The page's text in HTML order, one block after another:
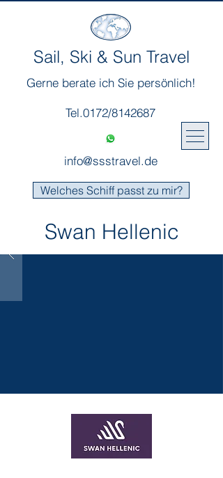
Sail, Ski & Sun Travel
Gerne berate ich Sie persönlich!
Tel.0172/8142687
info@ssstravel.de
Welches Schiff passt zu mir?
Swan Hellenic